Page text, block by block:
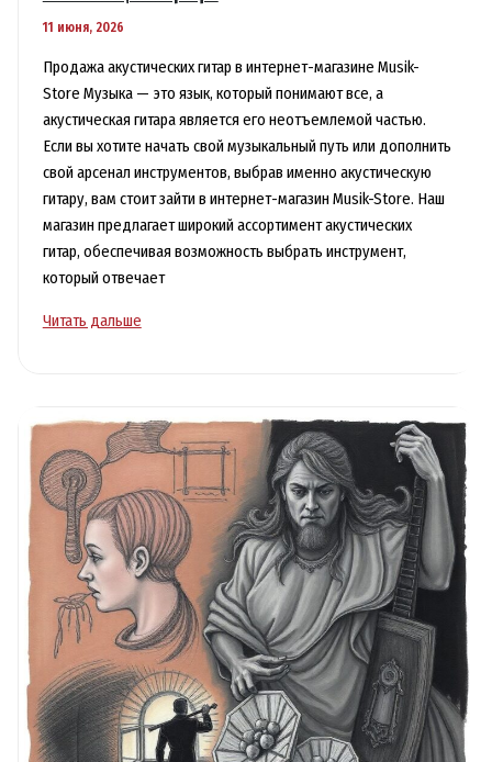
11 июня, 2026
Продажа акустических гитар в интернет-магазине Musik-
Store Музыка — это язык, который понимают все, а
акустическая гитара является его неотъемлемой частью.
Если вы хотите начать свой музыкальный путь или дополнить
свой арсенал инструментов, выбрав именно акустическую
гитару, вам стоит зайти в интернет-магазин Musik-Store. Наш
магазин предлагает широкий ассортимент акустических
гитар, обеспечивая возможность выбрать инструмент,
который отвечает
Акустическая
магазине
для
начинающих
и
профи
Читать дальше